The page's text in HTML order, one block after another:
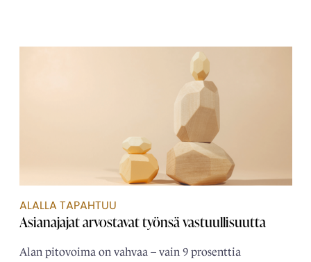
ALALLA TAPAHTUU
Asianajajat arvostavat työnsä vastuullisuutta
Alan pitovoima on vahvaa – vain 9 prosenttia